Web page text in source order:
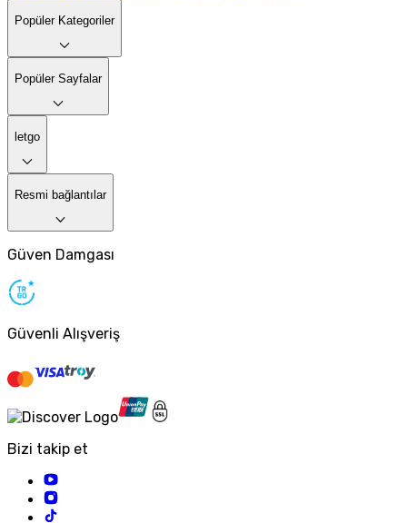
Popüler Kategoriler
Popüler Sayfalar
letgo
Resmi bağlantılar
Güven Damgası
Güvenli Alışveriş
Bizi takip et